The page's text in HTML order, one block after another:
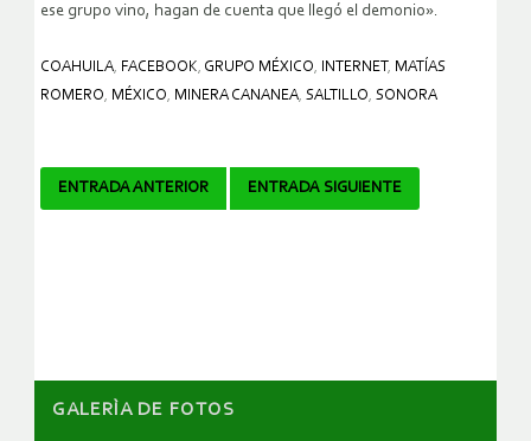
ese grupo vino, hagan de cuenta que llegó el demonio».
COAHUILA, FACEBOOK, GRUPO MÉXICO, INTERNET , MATÍAS
ROMERO, MÉXICO, MINERA CANANEA, SALTILLO, SONORA
Navegador
ENTRADA ANTERIOR ENTRADA SIGUIENTE
GALERÌA DE FOTOS